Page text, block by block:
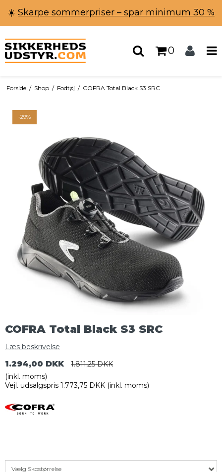
☀️ Skarpe sommerpriser – spar minimum 30 %
0
Forside / Shop / Fodtøj / COFRA Total Black S3 SRC
-29%
COFRA Total Black S3 SRC
Læs beskrivelse
1.294,00 DKK
1.811,25 DKK
(inkl. moms)
Vejl. udsalgspris 1.773,75 DKK (inkl. moms)
Vælg Skostørrelse